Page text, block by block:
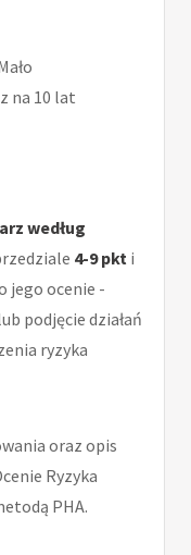
na 10 lat
według
4-9 pkt i
jego ocenie -
podjęcie działań
ryzyka
oraz opis
Ryzyka
PHA.